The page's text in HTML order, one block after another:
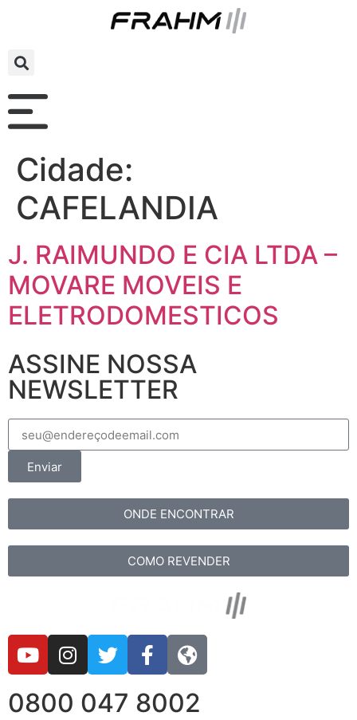
Cidade:
CAFELANDIA
J. RAIMUNDO E CIA LTDA –
MOVARE MOVEIS E
ELETRODOMESTICOS
ASSINE NOSSA
NEWSLETTER
Enviar
ONDE ENCONTRAR
COMO REVENDER
0800 047 8002